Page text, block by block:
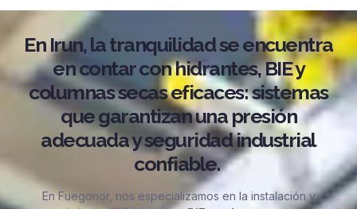
En Irun, la tranquilidad se encuentra
en contar con hidrantes, BIE y
columnas secas eficaces: sistemas
que garantizan una presión
adecuada y seguridad industrial
confiable.
En Fuegonor, nos especializamos en la instalación y